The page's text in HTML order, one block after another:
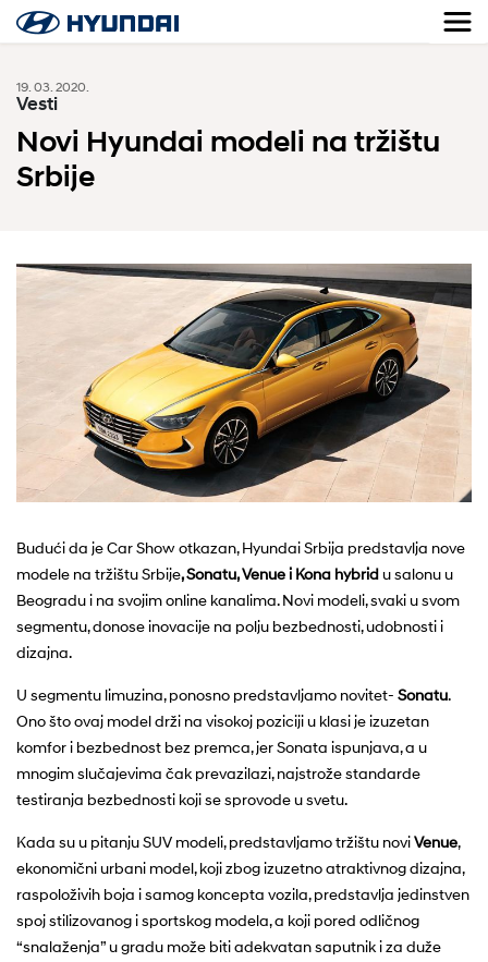
19. 03. 2020.
Vesti
Novi Hyundai modeli na tržištu
Srbije
Budući da je Car Show otkazan, Hyundai Srbija predstavlja nove
modele na tržištu Srbije, Sonatu, Venue i Kona hybridu salonu u
Beogradu i na svojim online kanalima. Novi modeli, svaki u svom
segmentu, donose inovacije na polju bezbednosti, udobnosti i
dizajna.
U segmentu limuzina, ponosno predstavljamo novitet- Sonatu.
Ono što ovaj model drži na visokoj poziciji u klasi je izuzetan
komfor i bezbednost bez premca, jer Sonata ispunjava, a u
mnogim slučajevima čak prevazilazi, najstrože standarde
testiranja bezbednosti koji se sprovode u svetu.
Kada su u pitanju SUV modeli, predstavljamo tržištu noviVenue,
ekonomični urbani model, koji zbog izuzetno atraktivnog dizajna,
raspoloživih boja i samog koncepta vozila, predstavlja jedinstven
spoj stilizovanog i sportskog modela, a koji pored odličnog
“snalaženja” u gradu može biti adekvatan saputnik i za duže